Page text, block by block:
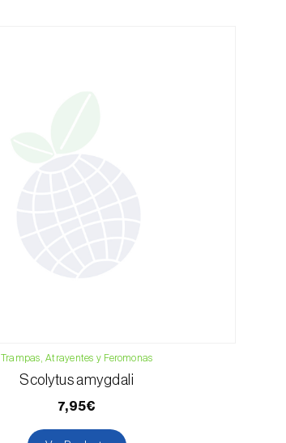
Trampas, Atrayentes y Feromonas
Scolytus amygdali
7,95€